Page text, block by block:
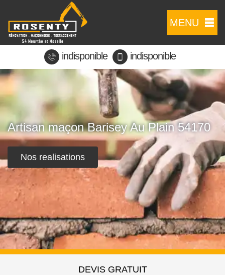
MENU
indisponible indisponible
Artisan maçon Barisey Au Plain 54170
Nos realisations
DEVIS GRATUIT